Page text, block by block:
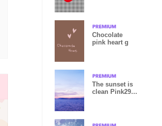
Chocolate
pink heart g
The sunset is
clean Pink29